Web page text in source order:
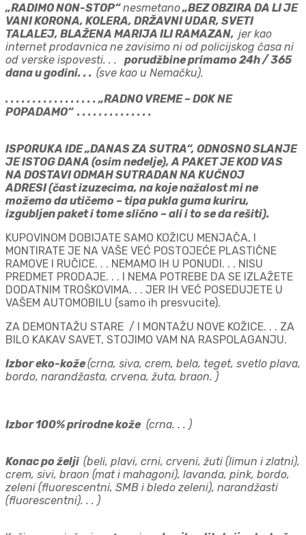
„RADIMO NON-STOP“nesmetano„BEZ OBZIRA DA LI JE
VANI KORONA, KOLERA, DRŽAVNI UDAR, SVETI
TALALEJ, BLAŽENA MARIJA ILI RAMAZAN, jer kao
internet prodavnica ne zavisimo ni od policijskog časa ni
od verske ispovesti. . .
porudžbine primamo 24h / 365
dana u godini. . . (sve kao u Nemačku).
. . . . . . . . . . . . . . . . . „RADNO VREME – DOK NE
POPADAMO“ . . . . . . . . . . . . . .
ISPORUKA IDE „DANAS ZA SUTRA“, ODNOSNO SLANJE
JE ISTOG DANA (osim nedelje), A PAKET JE KOD VAS
NA DOSTAVI ODMAH SUTRADAN NA KUĆNOJ
ADRESI (čast izuzecima, na koje nažalost mi ne
možemo da utičemo – tipa pukla guma kuriru,
izgubljen paket i tome slično – ali i to se da rešiti).
KUPOVINOM DOBIJATE SAMO KOŽICU MENJAČA, I
MONTIRATE JE NA VAŠE VEĆ POSTOJEĆE PLASTIČNE
RAMOVE I RUČICE. . . NEMAMO IH U PONUDI. . . NISU
PREDMET PRODAJE. . . I NEMA POTREBE DA SE IZLAŽETE
DODATNIM TROŠKOVIMA. . . JER IH VEĆ POSEDUJETE U
VAŠEM AUTOMOBILU (samo ih presvucite).
ZA DEMONTAŽU STARE / I MONTAŽU NOVE KOŽICE. . . ZA
BILO KAKAV SAVET, STOJIMO VAM NA RASPOLAGANJU.
Izbor eko-kože(crna, siva, crem, bela, teget, svetlo plava,
bordo, narandžasta, crvena, žuta, braon. )
Izbor 100% prirodne kože (crna. . . )
Konac po želji (beli, plavi, crni, crveni, žuti (limun i zlatni),
crem, sivi, braon (mat i mahagoni), lavanda, pink, bordo,
zeleni (fluorescentni, SMB i bledo zeleni), narandžasti
(fluorescentni). . . )